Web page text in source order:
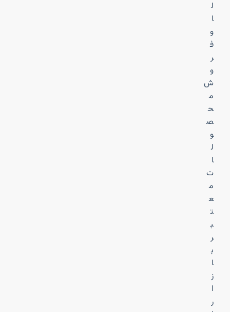
ل
ا
و
ف
ر
و
ش
م
ح
ص
و
ل
ا
ت
م
ع
ت
ب
ر
ب
ا
ز
ا
ر